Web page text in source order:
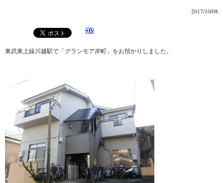
2017/10/08
東武東上線川越駅で「グランモア岸町」をお預かりしました。